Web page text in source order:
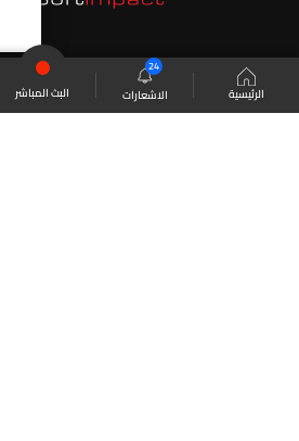
الرئيسية الاشعارات
24
البث المباشر
موقع البرامج الجدول